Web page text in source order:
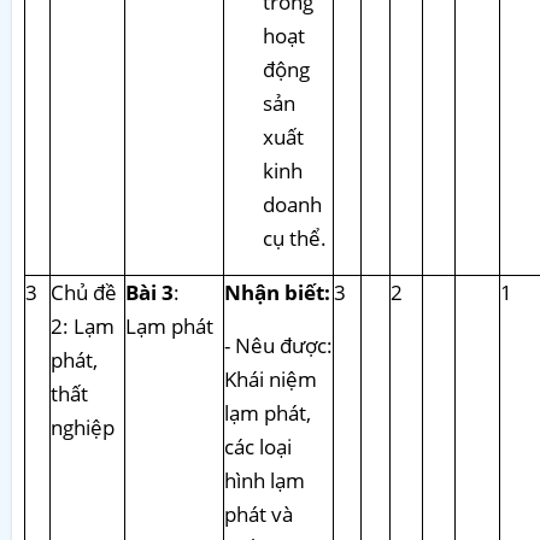
hoạt
động
sản
xuất
kinh
doanh
cụ thể.
3 Chủ đề
2: Lạm
phát,
thất
nghiệp
Bài 3:
Lạm phát
Nhận biết:
- Nêu được:
Khái niệm
lạm phát,
các loại
hình lạm
phát và
3 2 1